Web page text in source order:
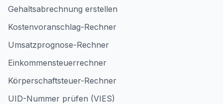
Gehaltsabrechnung erstellen
Kostenvoranschlag-Rechner
Umsatzprognose-Rechner
Einkommensteuerrechner
Körperschaftsteuer-Rechner
UID-Nummer prüfen (VIES)